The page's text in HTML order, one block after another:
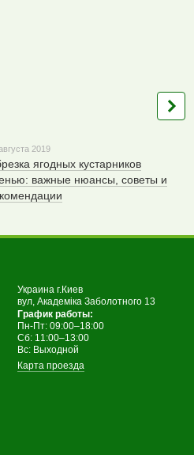
2019
ягодных кустарников
важные нюансы, советы и
Украина г.Киев
вул, Академіка Заболотного 13
График работы:
Пн-Пт: 09:00–18:00
Сб: 11:00–13:00
Вс: Выходной
Карта проезда